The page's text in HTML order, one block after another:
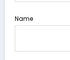
Name